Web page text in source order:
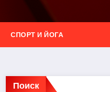
СПОРТ И ЙОГА
Поиск